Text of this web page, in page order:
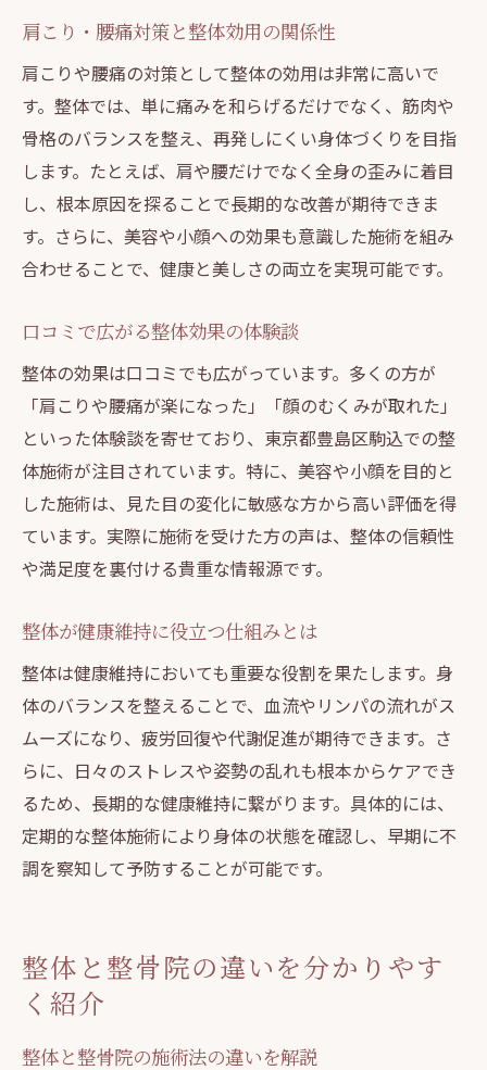
肩こり・腰痛対策と整体効用の関係性
肩こりや腰痛の対策として整体の効用は非常に高いで
す。整体では、単に痛みを和らげるだけでなく、筋肉や
骨格のバランスを整え、再発しにくい身体づくりを目指
します。たとえば、肩や腰だけでなく全身の歪みに着目
し、根本原因を探ることで長期的な改善が期待できま
す。さらに、美容や小顔への効果も意識した施術を組み
合わせることで、健康と美しさの両立を実現可能です。
口コミで広がる整体効果の体験談
整体の効果は口コミでも広がっています。多くの方が
「肩こりや腰痛が楽になった」「顔のむくみが取れた」
といった体験談を寄せており、東京都豊島区駒込での整
体施術が注目されています。特に、美容や小顔を目的と
した施術は、見た目の変化に敏感な方から高い評価を得
ています。実際に施術を受けた方の声は、整体の信頼性
や満足度を裏付ける貴重な情報源です。
整体が健康維持に役立つ仕組みとは
整体は健康維持においても重要な役割を果たします。身
体のバランスを整えることで、血流やリンパの流れがス
ムーズになり、疲労回復や代謝促進が期待できます。さ
らに、日々のストレスや姿勢の乱れも根本からケアでき
るため、長期的な健康維持に繋がります。具体的には、
定期的な整体施術により身体の状態を確認し、早期に不
調を察知して予防することが可能です。
整体と整骨院の違いを分かりやす
く紹介
整体と整骨院の施術法の違いを解説